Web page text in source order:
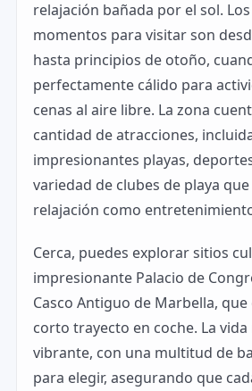
relajación bañada por el sol.
momentos para visitar son
hasta principios de otoño,
perfectamente cálido para
cenas al aire libre. La zona
cantidad de atracciones,
impresionantes playas,
variedad de clubes de playa
relajación como
Cerca, puedes explorar sitios
impresionante Palacio de
Casco Antiguo de Marbella,
corto trayecto en coche. La
vibrante, con una multitud de
para elegir, asegurando que